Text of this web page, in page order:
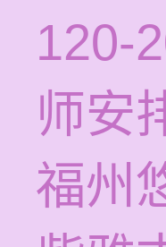
120-
师安
福州